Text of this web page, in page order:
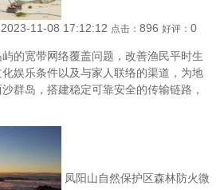
2023-11-08 17:12:12 点击： 896 好评： 0
的宽带网络覆盖问题，改善渔民平时生
娱乐条件以及与家人联络的渠道，为地
群岛，搭建稳定可靠安全的传输链路，
凤阳山自然保护区森林防火微